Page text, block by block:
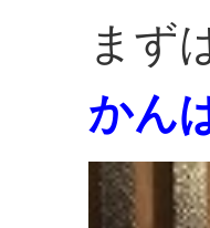
まず
かん